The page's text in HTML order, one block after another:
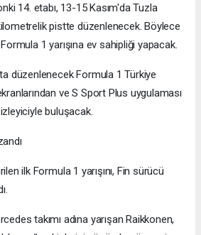
14. etabı, 13-15 Kasım'da Tuzla
pistte düzenlenecek. Böylece
1 yarışına ev sahipliği yapacak.
düzenlenecek Formula 1 Türkiye
ve S Sport Plus uygulaması
buluşacak.
ilk Formula 1 yarışını, Fin sürücü
takımı adına yarışan Raikkonen,